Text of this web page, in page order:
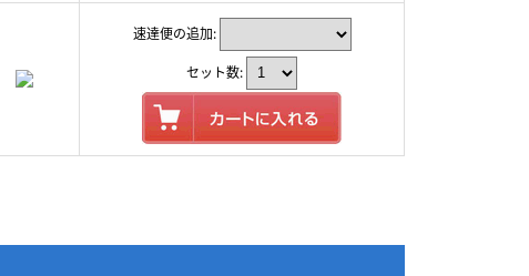
速達便の追加:
セット数: